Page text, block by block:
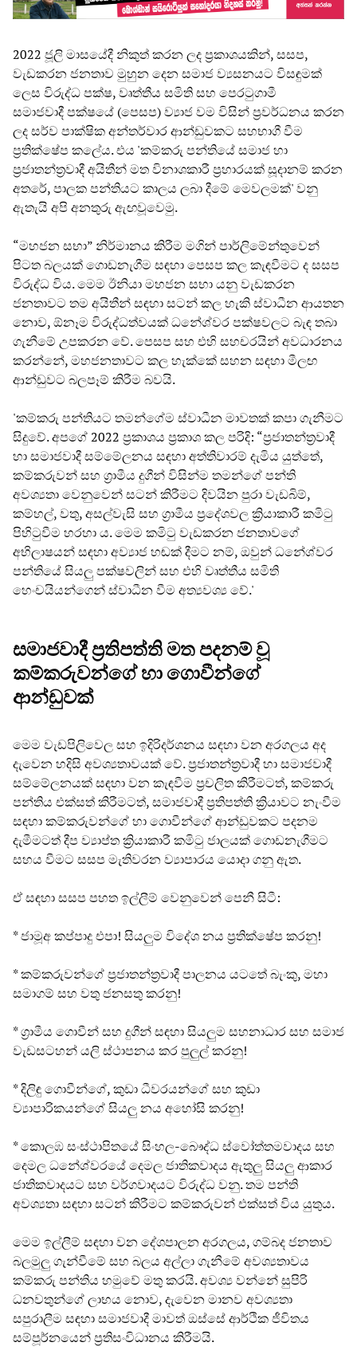
2022 ජූලි මාසයේදී නිකුත් කරන ලද ප්‍රකාශයකින්, සසප,
වැඩකරන ජනතාව මුහුන දෙන සමාජ ව්‍යසනයට විසඳුමක්
ලෙස විරුද්ධ පක්ෂ, වෘත්තීය සමිති සහ පෙරටුගාමී
සමාජවාදී පක්ෂයේ (පෙසප) ව්‍යාජ වම විසින් ප්‍රවර්ධනය කරන
ලද සර්ව පාක්ෂික අන්තර්වාර ආන්ඩුවකට සහභාගී වීම
ප්‍රතික්ෂේප කලේය. එය 'කම්කරු පන්තියේ සමාජ හා
ප්‍රජාතන්ත්‍රවාදී අයිතීන් මත විනාශකාරී ප්‍රහාරයක් සූදානම් කරන
අතරේ, පාලක පන්තියට කාලය ලබා දීමේ මෙවලමක්' වනු
ඇතැයි අපි අනතුරු ඇඟවූවෙමු.
“මහජන සභා” නිර්මානය කිරීම මගින් පාර්ලිමේන්තුවෙන්
පිටත බලයක් ගොඩනැගීම සඳහා පෙසප කල කැඳවීමට ද සසප
විරුද්ධ විය. මෙම ඊනියා මහජන සභා යනු වැඩකරන
ජනතාවට තම අයිතීන් සඳහා සටන් කල හැකි ස්වාධීන ආයතන
නොව, ඕනෑම විරුද්ධත්වයක් ධනේශ්වර පක්ෂවලට බැඳ තබා
ගැනීමේ උපකරන වේ. පෙසප සහ එහි සහචරයින් අවධාරනය
කරන්නේ, මහජනතාවට කල හැක්කේ සහන සඳහා මීලඟ
ආන්ඩුවට බලපෑම් කිරීම බවයි.
'කම්කරු පන්තියට තමන්ගේම ස්වාධීන මාවතක් කපා ගැනීමට
සිදුවේ. අපගේ 2022 ප්‍රකාශය ප්‍රකාශ කල පරිදි: “ප්‍රජාතන්ත්‍රවාදී
හා සමාජවාදී සම්මේලනය සඳහා අත්තිවාරම් දැමිය යුත්තේ,
කම්කරුවන් සහ ග්‍රාමීය දුගීන් විසින්ම තමන්ගේ පන්ති
අවශ්‍යතා වෙනුවෙන් සටන් කිරීමට දිවයින පුරා වැඩබිම්,
කම්හල්, වතු, අසල්වැසි සහ ග්‍රාමීය ප්‍රදේශවල ක්‍රියාකාරී කමිටු
පිහිටුවීම හරහා ය. මෙම කමිටු වැඩකරන ජනතාවගේ
අභිලාෂයන් සඳහා අව්‍යාජ හඬක් දීමට නම්, ඔවුන් ධනේශ්වර
පන්තියේ සියලු පක්ෂවලින් සහ එහි වෘත්තීය සමිති
හෙංචයියන්ගෙන් ස්වාධීන වීම අත්‍යවශ්‍ය වේ.'
සමාජවාදී ප්‍රතිපත්ති මත පදනම් වූ
කම්කරුවන්ගේ හා ගොවීන්ගේ
ආන්ඩුවක්
මෙම වැඩපිලිවෙල සහ ඉදිරිදර්ශනය සඳහා වන අරගලය අද
දැවෙන හදිසි අවශ්‍යතාවයක් වේ. ප්‍රජාතන්ත්‍රවාදී හා සමාජවාදී
සම්මේලනයක් සඳහා වන කැඳවීම ප්‍රචලිත කිරීමටත්, කම්කරු
පන්තිය එක්සත් කිරීමටත්, සමාජවාදී ප්‍රතිපත්ති ක්‍රියාවට නැංවීම
සඳහා කම්කරුවන්ගේ හා ගොවීන්ගේ ආන්ඩුවකට පදනම
දැමීමටත් දීප ව්‍යාප්ත ක්‍රියාකාරී කමිටු ජාලයක් ගොඩනැගීමට
සහය වීමට සසප මැතිවරන ව්‍යාපාරය යොදා ගනු ඇත.
ඒ සඳහා සසප පහත ඉල්ලීම් වෙනුවෙන් පෙනී සිටී:
* ජාමූඅ කප්පාදු එපා! සියලුම විදේශ නය ප්‍රතික්ෂේප කරනු!
* කම්කරුවන්ගේ ප්‍රජාතන්ත්‍රවාදී පාලනය යටතේ බැංකු, මහා
සමාගම් සහ වතු ජනසතු කරනු!
* ග්‍රාමීය ගොවීන් සහ දුගීන් සඳහා සියලුම සහනාධාර සහ සමාජ
වැඩසටහන් යලි ස්ථාපනය කර පුලුල් කරනු!
* දිලිඳු ගොවීන්ගේ, කුඩා ධීවරයන්ගේ සහ කුඩා
ව්‍යාපාරිකයන්ගේ සියලු නය අහෝසි කරනු!
* කොලඹ සංස්ථාපිතයේ සිංහල-බෞද්ධ ස්වෝත්තමවාදය සහ
දෙමල ධනේශ්වරයේ දෙමල ජාතිකවාදය ඇතුලු සියලු ආකාර
ජාතිකවාදයට සහ වර්ගවාදයට විරුද්ධ වනු. තම පන්ති
අවශ්‍යතා සඳහා සටන් කිරීමට කම්කරුවන් එක්සත් විය යුතුය.
මෙම ඉල්ලීම් සඳහා වන දේශපාලන අරගලය, ගම්බද ජනතාව
බලමුලු ගැන්වීමේ සහ බලය අල්ලා ගැනීමේ අවශ්‍යතාවය
කම්කරු පන්තිය හමුවේ මතු කරයි. අවශ්‍ය වන්නේ සුපිරි
ධනවතුන්ගේ ලාභය නොව, දැවෙන මානව අවශ්‍යතා
සපුරාලීම සඳහා සමාජවාදී මාවත් ඔස්සේ ආර්ථික ජීවිතය
සම්පූර්නයෙන් ප්‍රතිසංවිධානය කිරීමයි.